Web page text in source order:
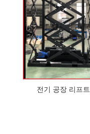
전기 공장 리프트